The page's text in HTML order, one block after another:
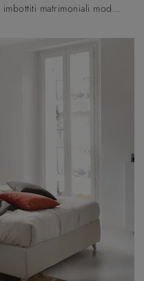
Il letto Mio in tessuto, tra i modelli imbottiti matrimoniali moderni di Noctis, è pensato per assicurarti il relax totale.